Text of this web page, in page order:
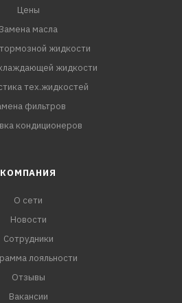
Цены
Замена масла
жидкости
жидкости
тех.жидкостей
фильтров
кондиционеров
КОМПАНИЯ
О сети
Новости
Сотрудники
лояльности
Отзывы
Вакансии